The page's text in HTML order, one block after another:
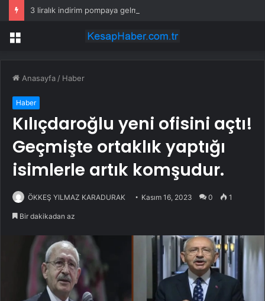
Menü
Anasayfa / Haber
Haber
Kılıçdaroğlu yeni ofisini açtı!
Geçmişte ortaklık yaptığı
isimlerle artık komşudur.
ÖKKEŞ YILMAZ KARADURAK Kasım 16, 2023 0 1
Bir dakikadan az